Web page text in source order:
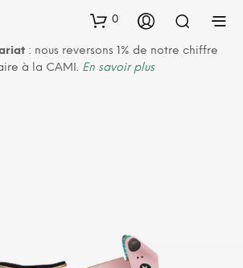
0
: nous reversons 1% de notre chiffre
à la CAMI. En savoir plus